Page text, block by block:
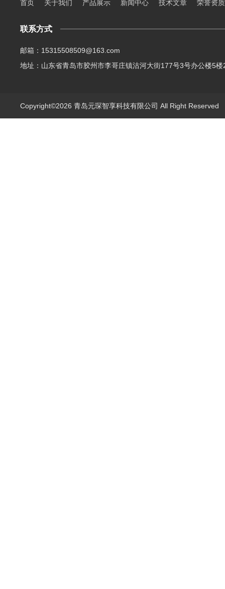
首页 关于我们 产品展示 新闻中心 技术文章 荣誉资质
联系方式
邮箱：15315508509@163.com
地址：山东省青岛市胶州市李哥庄镇沽河大街177号3号办公楼5楼
Copyright©2026 青岛元琛智享科技有限公司 All Right